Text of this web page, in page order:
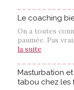
Le coaching
On a toutes
paumée. Pas
la suite
Masturbation
tabou chez les